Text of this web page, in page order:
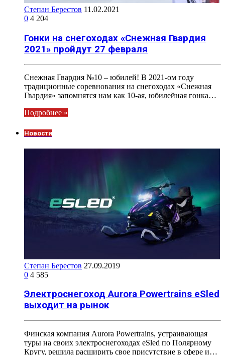
Степан Берестов 11.02.2021
0 4 204
Гонки на снегоходах «Снежная Гвардия
2021» пройдут 27 февраля
Снежная Гвардия №10 – юбилей! В 2021-ом году
традиционные соревнования на снегоходах «Снежная
Гвардия» запомнятся нам как 10-ая, юбилейная гонка…
Подробнее »
Новости
Степан Берестов 27.09.2019
0 4 585
Электроснегоход Aurora Powertrains eSled
выходит на рынок
Финская компания Aurora Powertrains, устраивающая
туры на своих электроснегоходах eSled по Полярному
Кругу, решила расширить свое присутствие в сфере и…